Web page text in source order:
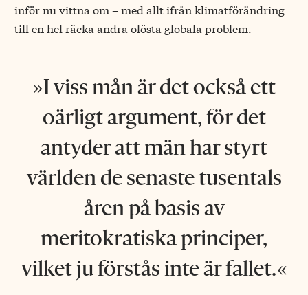
inför nu vittna om – med allt ifrån klimatförändring
till en hel räcka andra olösta globala problem.
I viss mån är det också ett
oärligt argument, för det
antyder att män har styrt
världen de senaste tusentals
åren på basis av
meritokratiska principer,
vilket ju förstås inte är fallet.